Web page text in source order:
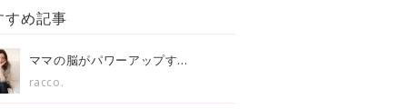
すめ記事
ママの脳がパワーアップす...
racco.